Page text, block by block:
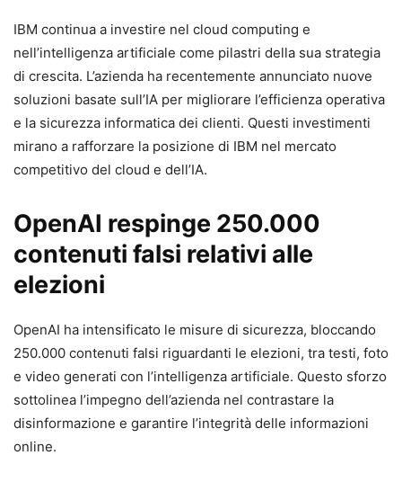
IBM continua a investire nel cloud computing e
nell’intelligenza artificiale come pilastri della sua strategia
di crescita. L’azienda ha recentemente annunciato nuove
soluzioni basate sull’IA per migliorare l’efficienza operativa
e la sicurezza informatica dei clienti. Questi investimenti
mirano a rafforzare la posizione di IBM nel mercato
competitivo del cloud e dell’IA.
OpenAI respinge 250.000
contenuti falsi relativi alle
elezioni
OpenAI ha intensificato le misure di sicurezza, bloccando
250.000 contenuti falsi riguardanti le elezioni, tra testi, foto
e video generati con l’intelligenza artificiale. Questo sforzo
sottolinea l’impegno dell’azienda nel contrastare la
disinformazione e garantire l’integrità delle informazioni
online.